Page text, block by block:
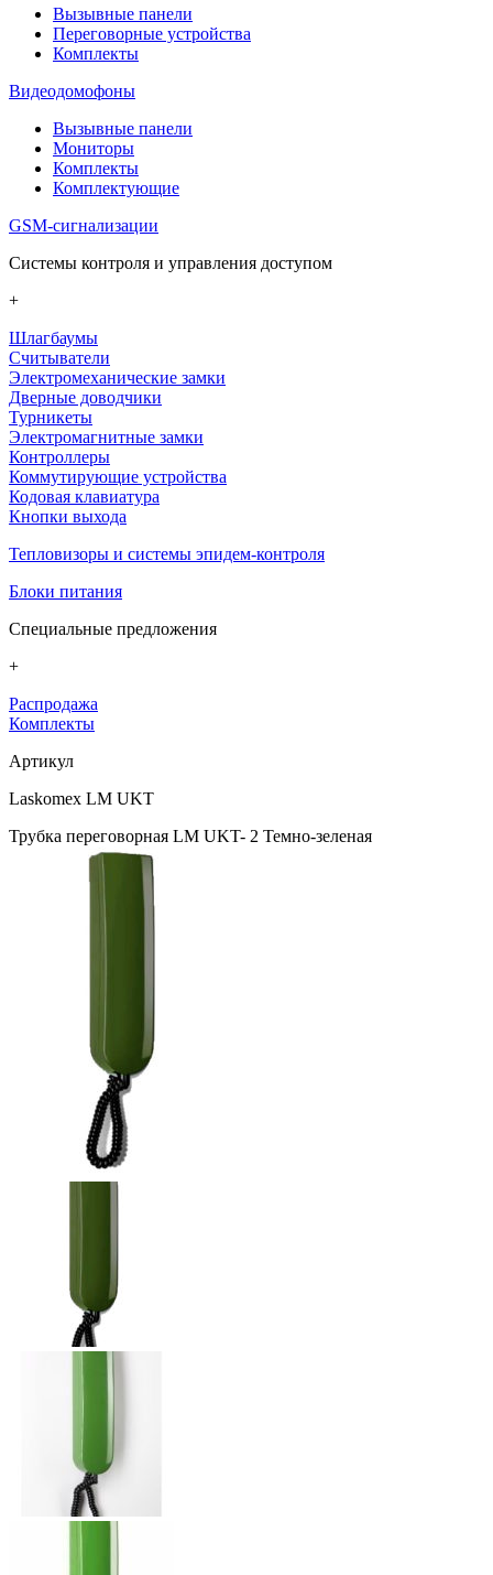
Вызывные панели
Переговорные устройства
Комплекты
Видеодомофоны
Вызывные панели
Мониторы
Комплекты
Комплектующие
GSM-сигнализации
Системы контроля и управления доступом
+
Шлагбаумы
Считыватели
Электромеханические замки
Дверные доводчики
Турникеты
Электромагнитные замки
Контроллеры
Коммутирующие устройства
Кодовая клавиатура
Кнопки выхода
Тепловизоры и системы эпидем-контроля
Блоки питания
Специальные предложения
+
Распродажа
Комплекты
Артикул
Laskomex LM UKT
Трубка переговорная LM UKT- 2 Темно-зеленая